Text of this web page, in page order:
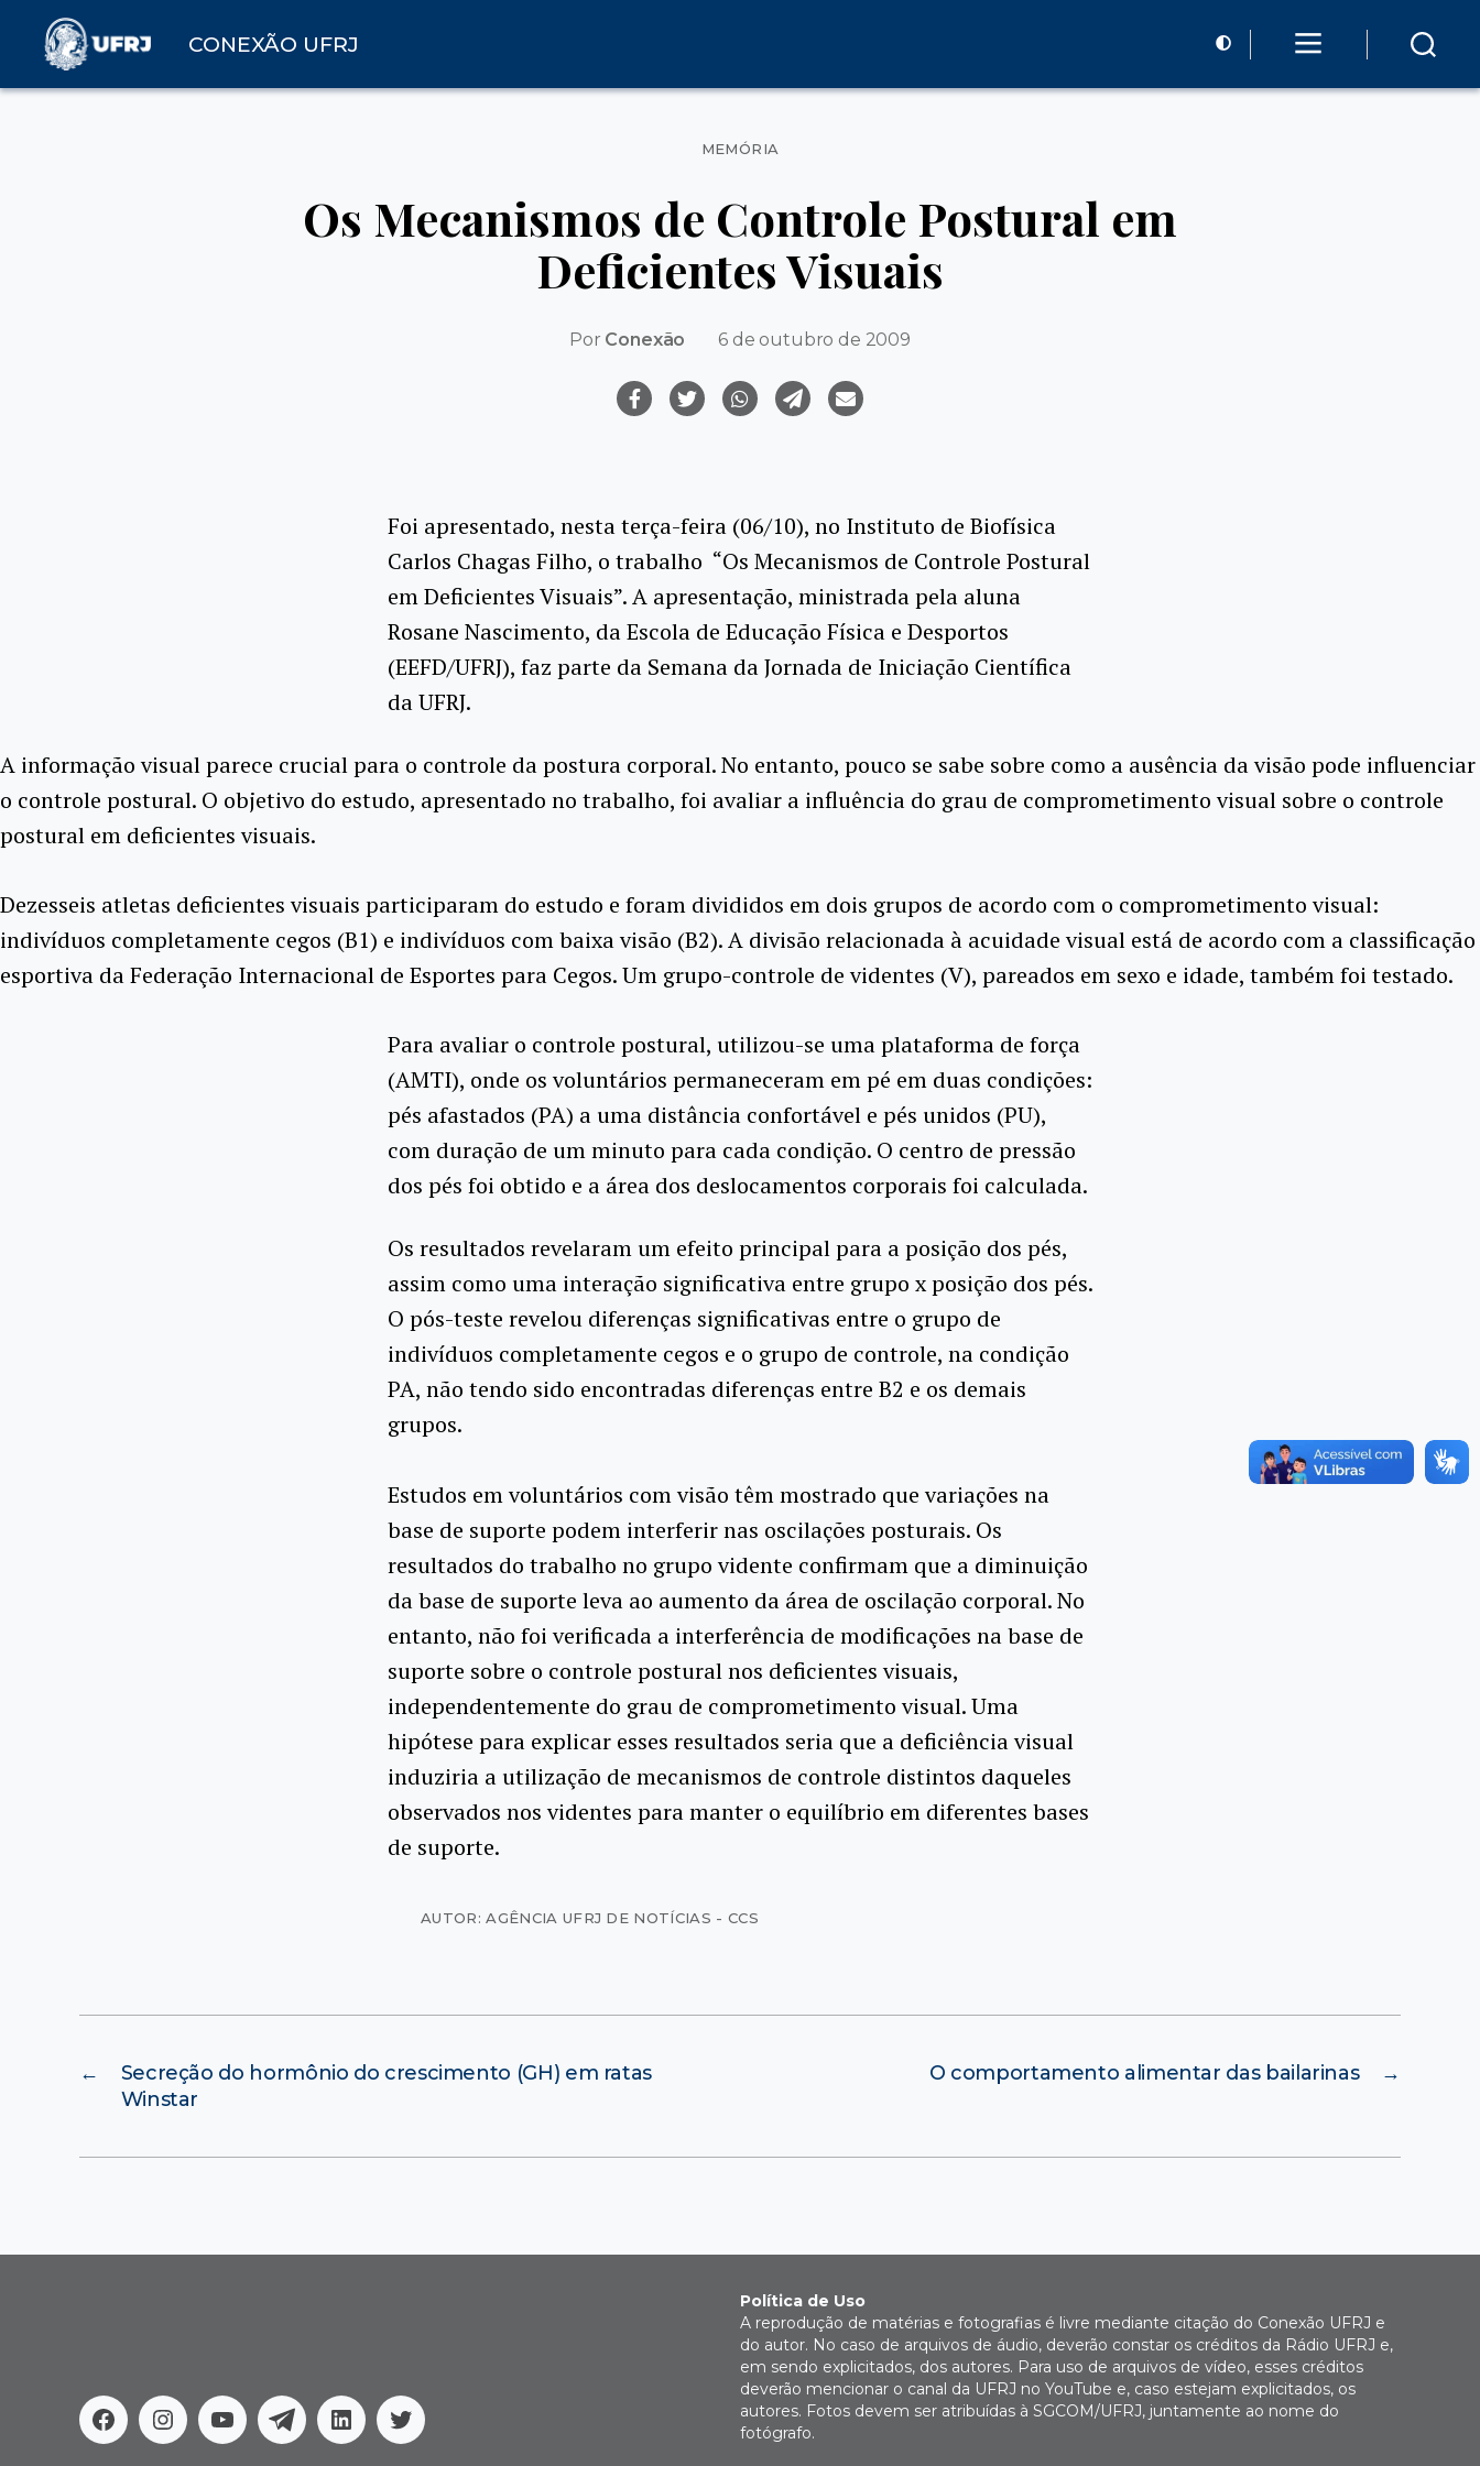
CONEXÃO UFRJ
Categorias
MEMÓRIA
Os Mecanismos de Controle Postural em
Deficientes Visuais
Por Conexão 6 de outubro de 2009
Foi apresentado, nesta terça-feira (06/10), no Instituto de Biofísica
Carlos Chagas Filho, o trabalho “Os Mecanismos de Controle Postural
em Deficientes Visuais”. A apresentação, ministrada pela aluna
Rosane Nascimento, da Escola de Educação Física e Desportos
(EEFD/UFRJ), faz parte da Semana da Jornada de Iniciação Científica
da UFRJ.
A informação visual parece crucial para o controle da postura corporal. No entanto, pouco se sabe sobre como a ausência da visão pode influenciar
o controle postural. O objetivo do estudo, apresentado no trabalho, foi avaliar a influência do grau de comprometimento visual sobre o controle
postural em deficientes visuais.
Dezesseis atletas deficientes visuais participaram do estudo e foram divididos em dois grupos de acordo com o comprometimento visual:
indivíduos completamente cegos (B1) e indivíduos com baixa visão (B2). A divisão relacionada à acuidade visual está de acordo com a classificação
esportiva da Federação Internacional de Esportes para Cegos. Um grupo-controle de videntes (V), pareados em sexo e idade, também foi testado.
Para avaliar o controle postural, utilizou-se uma plataforma de força
(AMTI), onde os voluntários permaneceram em pé em duas condições:
pés afastados (PA) a uma distância confortável e pés unidos (PU),
com duração de um minuto para cada condição. O centro de pressão
dos pés foi obtido e a área dos deslocamentos corporais foi calculada.
Os resultados revelaram um efeito principal para a posição dos pés,
assim como uma interação significativa entre grupo x posição dos pés.
O pós-teste revelou diferenças significativas entre o grupo de
indivíduos completamente cegos e o grupo de controle, na condição
PA, não tendo sido encontradas diferenças entre B2 e os demais
grupos.
Estudos em voluntários com visão têm mostrado que variações na
base de suporte podem interferir nas oscilações posturais. Os
resultados do trabalho no grupo vidente confirmam que a diminuição
da base de suporte leva ao aumento da área de oscilação corporal. No
entanto, não foi verificada a interferência de modificações na base de
suporte sobre o controle postural nos deficientes visuais,
independentemente do grau de comprometimento visual. Uma
hipótese para explicar esses resultados seria que a deficiência visual
induziria a utilização de mecanismos de controle distintos daqueles
observados nos videntes para manter o equilíbrio em diferentes bases
de suporte.
AUTOR: AGÊNCIA UFRJ DE NOTÍCIAS - CCS
←
Secreção do hormônio do crescimento (GH) em ratas
Winstar
→
O comportamento alimentar das bailarinas
FacebookInstagram
YoutubeTelegramLinkedinTwitter
Política de Uso
A reprodução de matérias e fotografias é livre mediante citação do Conexão UFRJ e
do autor. No caso de arquivos de áudio, deverão constar os créditos da Rádio UFRJ e,
em sendo explicitados, dos autores. Para uso de arquivos de vídeo, esses créditos
deverão mencionar o canal da UFRJ no YouTube e, caso estejam explicitados, os
autores. Fotos devem ser atribuídas à SGCOM/UFRJ, juntamente ao nome do
fotógrafo.